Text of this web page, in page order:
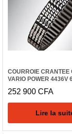
COURROIE CRANTEE
VARIO POWER 4436V
252 900 CFA
Lire la